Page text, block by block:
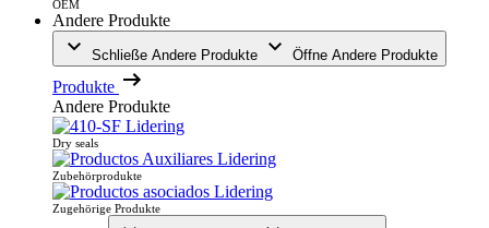
OEM
Andere Produkte
Schließe Andere Produkte Öffne Andere Produkte
Produkte
Andere Produkte
Dry seals
Zubehörprodukte
Zugehörige Produkte